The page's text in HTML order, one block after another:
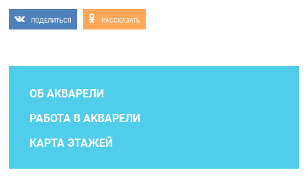
ПОДЕЛИТЬСЯ РАССКАЗАТЬ
ОБ АКВАРЕЛИ
РАБОТА В АКВАРЕЛИ
КАРТА ЭТАЖЕЙ